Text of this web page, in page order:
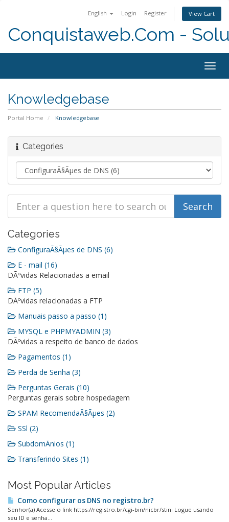
English Login Register View Cart
Conquistaweb.Com -
Knowledgebase
Portal Home Knowledgebase
Categories
Categories
ConfiguraÃ§Ãµes de DNS (6)
E - mail (16)
DÃºvidas Relacionadas a email
FTP (5)
DÃºvidas relacionadas a FTP
Manuais passo a passo (1)
MYSQL e PHPMYADMIN (3)
DÃºvidas a respeito de banco de dados
Pagamentos (1)
Perda de Senha (3)
Perguntas Gerais (10)
Perguntas gerais sobre hospedagem
SPAM RecomendaÃ§Ãµes (2)
SSl (2)
SubdomÃ­nios (1)
Transferindo Sites (1)
Most Popular Articles
Como configurar os DNS no registro.br?
Senhor(a) Acesse o link https://registro.br/cgi-bin/nicbr/stini Logue usando
seu ID e senha...